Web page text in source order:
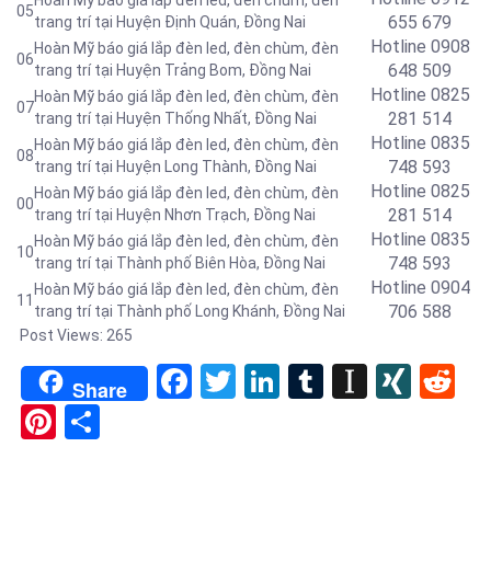
05
trang trí tại Huyện Định Quán, Đồng Nai
655 679
06
Hoàn Mỹ báo giá lắp đèn led, đèn chùm, đèn
trang trí tại Huyện Trảng Bom, Đồng Nai
Hotline 0908
648 509
07
Hoàn Mỹ báo giá lắp đèn led, đèn chùm, đèn
trang trí tại Huyện Thống Nhất, Đồng Nai
Hotline 0825
281 514
08
Hoàn Mỹ báo giá lắp đèn led, đèn chùm, đèn
trang trí tại Huyện Long Thành, Đồng Nai
Hotline 0835
748 593
00
Hoàn Mỹ báo giá lắp đèn led, đèn chùm, đèn
trang trí tại Huyện Nhơn Trạch, Đồng Nai
Hotline 0825
281 514
10
Hoàn Mỹ báo giá lắp đèn led, đèn chùm, đèn
trang trí tại Thành phố Biên Hòa, Đồng Nai
Hotline 0835
748 593
11
Hoàn Mỹ báo giá lắp đèn led, đèn chùm, đèn
trang trí tại Thành phố Long Khánh, Đồng Nai
Hotline 0904
706 588
Post Views: 265
Share Facebook
TwitterLinkedIn
Tumblr
Pinterest